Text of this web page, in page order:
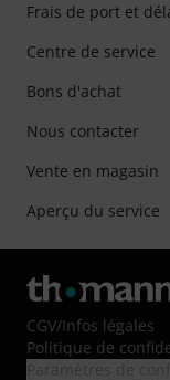
Frais de port et
Centre de service
Bons d'achat
Nous contacter
Vente en magasin
Aperçu du service
CGV/Infos légales
Politique de